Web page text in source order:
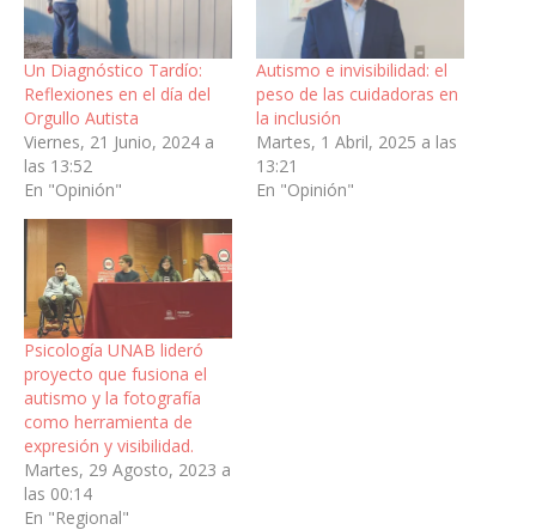
Un Diagnóstico Tardío:
Reflexiones en el día del
Orgullo Autista
Viernes, 21 Junio, 2024 a
las 13:52
En "Opinión"
Autismo e invisibilidad: el
peso de las cuidadoras en
la inclusión
Martes, 1 Abril, 2025 a las
13:21
En "Opinión"
Psicología UNAB lideró
proyecto que fusiona el
autismo y la fotografía
como herramienta de
expresión y visibilidad.
Martes, 29 Agosto, 2023 a
las 00:14
En "Regional"